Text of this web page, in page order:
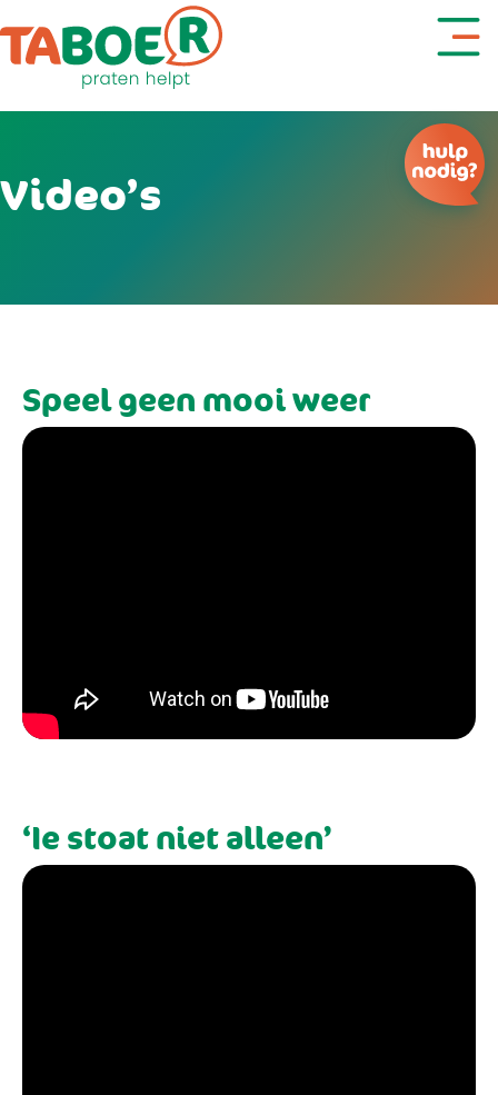
Video’s
Speel geen mooi weer
‘Ie stoat niet alleen’